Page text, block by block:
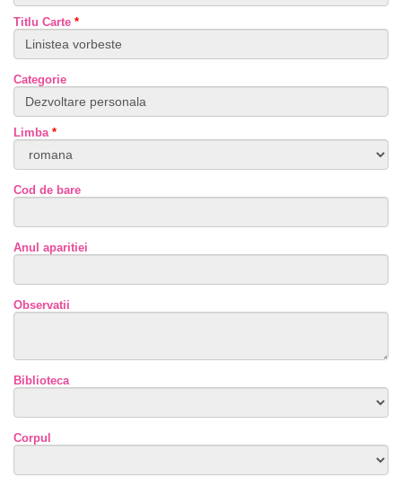
Titlu Carte *
Categorie
Limba *
Cod de bare
Anul aparitiei
Observatii
Biblioteca
Corpul